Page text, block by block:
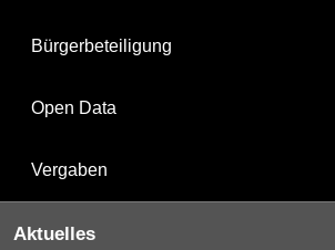
Bürgerbeteiligung
Open Data
Vergaben
Aktuelles